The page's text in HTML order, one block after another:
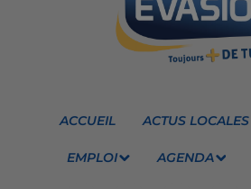
ACCUEIL ACTUS LOCALES
EMPLOI AGENDA